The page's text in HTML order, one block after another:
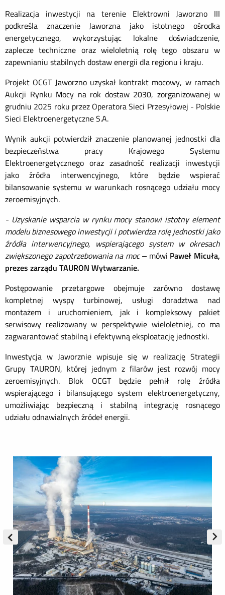
Realizacja inwestycji na terenie Elektrowni Jaworzno III
podkreśla znaczenie Jaworzna jako istotnego ośrodka
energetycznego, wykorzystując lokalne doświadczenie,
zaplecze techniczne oraz wieloletnią rolę tego obszaru w
zapewnianiu stabilnych dostaw energii dla regionu i kraju.
Projekt OCGT Jaworzno uzyskał kontrakt mocowy, w ramach
Aukcji Rynku Mocy na rok dostaw 2030, zorganizowanej w
grudniu 2025 roku przez Operatora Sieci Przesyłowej - Polskie
Sieci Elektroenergetyczne S.A.
Wynik aukcji potwierdził znaczenie planowanej jednostki dla
bezpieczeństwa pracy Krajowego Systemu
Elektroenergetycznego oraz zasadność realizacji inwestycji
jako źródła interwencyjnego, które będzie wspierać
bilansowanie systemu w warunkach rosnącego udziału mocy
zeroemisyjnych.
- Uzyskanie wsparcia w rynku mocy stanowi istotny element
modelu biznesowego inwestycji i potwierdza rolę jednostki jako
źródła interwencyjnego, wspierającego system w okresach
zwiększonego zapotrzebowania na moc – mówi Paweł Micuła,
prezes zarządu TAURON Wytwarzanie.
Postępowanie przetargowe obejmuje zarówno dostawę
kompletnej wyspy turbinowej, usługi doradztwa nad
montażem i uruchomieniem, jak i kompleksowy pakiet
serwisowy realizowany w perspektywie wieloletniej, co ma
zagwarantować stabilną i efektywną eksploatację jednostki.
Inwestycja w Jaworznie wpisuje się w realizację Strategii
Grupy TAURON, której jednym z filarów jest rozwój mocy
zeroemisyjnych. Blok OCGT będzie pełnił rolę źródła
wspierającego i bilansującego system elektroenergetyczny,
umożliwiając bezpieczną i stabilną integrację rosnącego
udziału odnawialnych źródeł energii.